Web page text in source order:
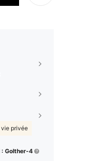
privée
: Golther-4